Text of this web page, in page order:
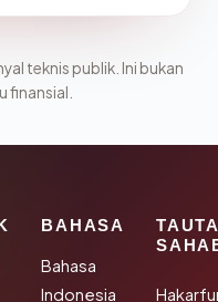
teknis publik. Ini bukan
finansial.
BAHASA
Bahasa
Indonesia